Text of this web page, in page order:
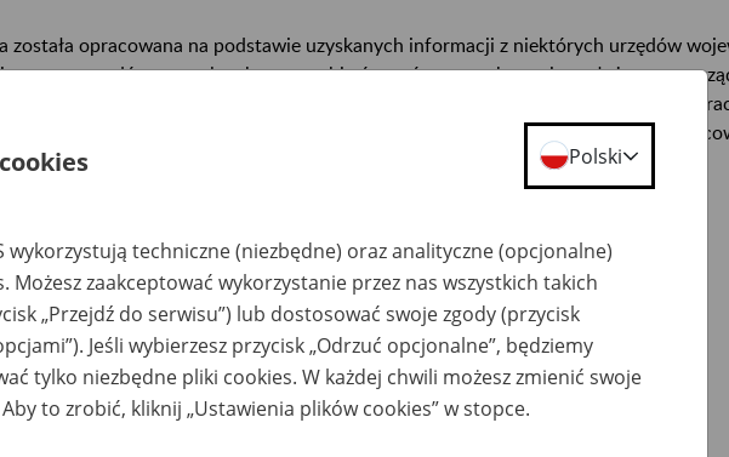
została opracowana na podstawie uzyskanych informacji z niektórych urzędów
urzędów centralnych oraz archiwów państwowych, zawiera ułożone w
informacje na temat zlikwidowanych bądź przekształconych zakładów
informacje o miejscu przechowywania dokumentacji osobowej lub osobowej i
tych zakładów).
można przesyłać poprzez formularz umieszczony poniżej.
zakładu pracy:
uwagi można przesyłać poprzezformularz
Polski
wykorzystują techniczne (niezbędne) oraz analityczne (opcjonalne)
Możesz zaakceptować wykorzystanie przez nas wszystkich takich
„Przejdź do serwisu”) lub dostosować swoje zgody (przycisk
Jeśli wybierzesz przycisk „Odrzuć opcjonalne”, będziemy
tylko niezbędne pliki cookies. W każdej chwili możesz zmienić swoje
to zrobić, kliknij „Ustawienia plików cookies” w stopce.